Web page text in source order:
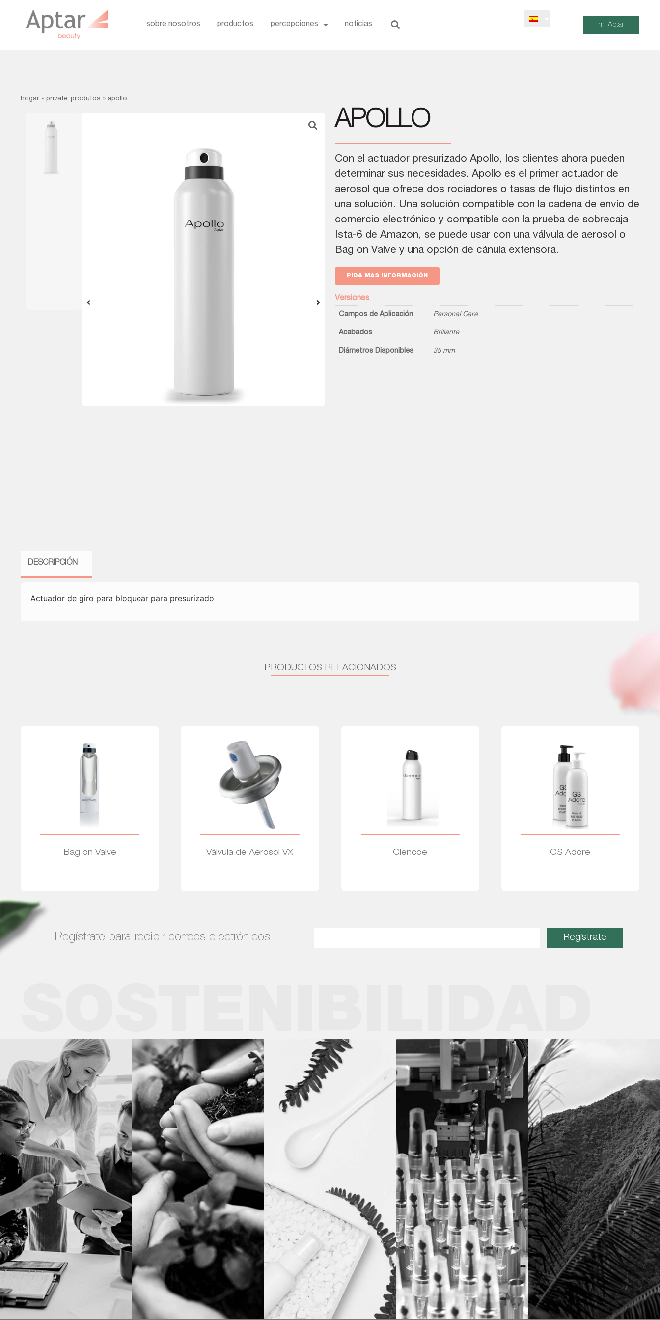
sobre nosotros productos percepciones noticias mi Aptar
hogar » private: produtos » apollo
APOLLO
Con el actuador presurizado Apollo, los clientes ahora pueden
determinar sus necesidades. Apollo es el primer actuador de
aerosol que ofrece dos rociadores o tasas de flujo distintos en
una solución. Una solución compatible con la cadena de envío de
comercio electrónico y compatible con la prueba de sobrecaja
Ista-6 de Amazon, se puede usar con una válvula de aerosol o
Bag on Valve y una opción de cánula extensora.
PIDA MAS INFORMACIÓN
Versiones
Campos de Aplicación Personal Care
Acabados Brillante
Diámetros Disponibles 35 mm
DESCRIPCIÓN
Actuador de giro para bloquear para presurizado
PRODUCTOS RELACIONADOS
Bag on Valve Válvula de Aerosol VX Glencoe GS Adore
Regístrate para recibir correos electrónicos Regístrate
PERSONAS
ECONOMÍA
CIRCULAR
SOLUCIONES OPERACIONES
PROVEEDORES Y
SOCIOS